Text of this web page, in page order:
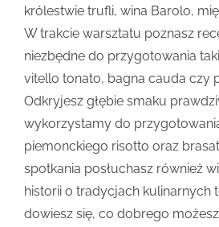
królestwie trufli, wina Barolo,
W trakcie warsztatu poznasz
niezbędne do przygotowania
vitello tonato, bagna cauda czy
Odkryjesz głębie smaku
wykorzystamy do
piemonckiego risotto oraz
spotkania posłuchasz również
historii o tradycjach kulinarnych
dowiesz się, co dobrego